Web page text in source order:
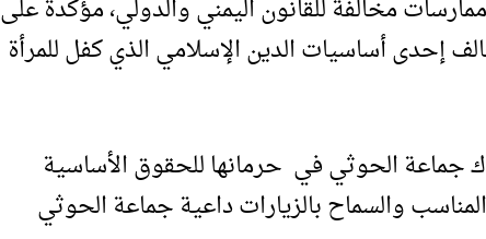
مخالفة للقانون اليمني والدولي، مؤكدة على
إحدى أساسيات الدين الإسلامي الذي كفل للمرأة
جماعة الحوثي في حرمانها للحقوق الأساسية
والسماح بالزيارات داعية جماعة الحوثي